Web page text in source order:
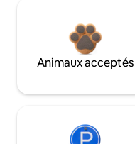
Animaux acceptés